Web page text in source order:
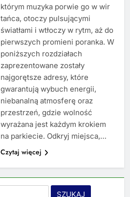
którym muzyka porwie go w wir
tańca, otoczy pulsującymi
światłami i wtłoczy w rytm, aż do
pierwszych promieni poranka. W
poniższych rozdziałach
zaprezentowane zostały
najgorętsze adresy, które
gwarantują wybuch energii,
niebanalną atmosferę oraz
przestrzeń, gdzie wolność
wyrażana jest każdym krokiem
na parkiecie. Odkryj miejsca,…
Czytaj więcej